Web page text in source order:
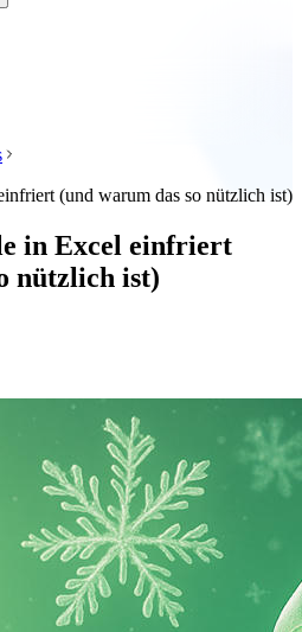
(und warum das so nützlich ist)
in Excel einfriert
nützlich ist)